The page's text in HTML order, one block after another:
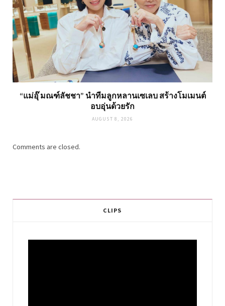
“แม่อุ๊ มณฑ์ลัชชา” นำทีมลูกหลานเซเลบ สร้างโมเมนต์
อบอุ่นด้วยรัก
AUGUST 8, 2026
Comments are closed.
CLIPS